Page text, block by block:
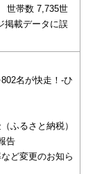
世帯数 7,735世
掲載データに誤
名が快走！-ひ
ふるさと納税）
告
ど変更のお知ら